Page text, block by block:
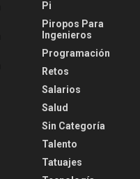
Pi
Piropos Para
Ingenieros
Programación
Retos
Salarios
Salud
Sin Categoría
Talento
Tatuajes